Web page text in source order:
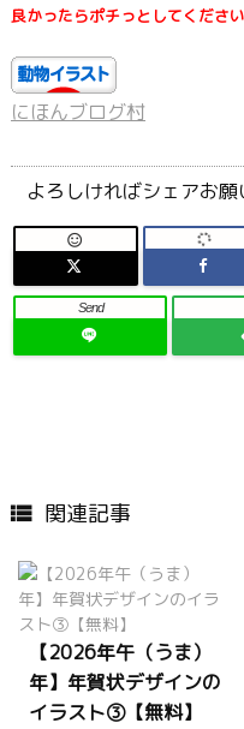
良かったらポチっとしてください
にほんブログ村
よろしければシェアお願

Send
 関連記事
【2026年午（うま）
年】年賀状デザインの
イラスト③【無料】